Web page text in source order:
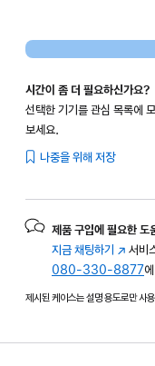
시간이 좀 더 필요하신가요?
선택한 기기를 관심 목록에
보세요.
나중을 위해 저장
제품 구입에 필요한 도
지금 채팅하기 (새
창에서
열림)
서비
080-330-8877
제시된 케이스는 설명 용도로만 사